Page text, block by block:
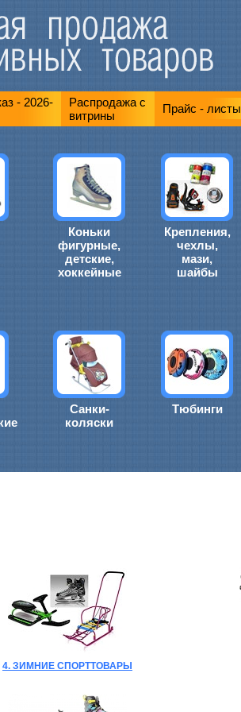
- 2026-
Распродажа с
витрины
Прайс - листы
Коньки
фигурные,
детские,
хоккейные
Крепления,
чехлы,
мази,
шайбы
Санки-
коляски
Тюбинги
4. ЗИМНИЕ СПОРТТОВАРЫ